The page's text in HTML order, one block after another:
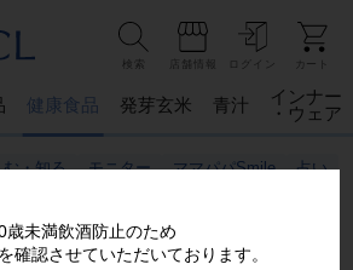
検索 ログイン カート
健康食品 発芽玄米 青汁
インナー
・ウェア
む・知る モニター ママパパSmile 占い
歳未満飲酒防止のため
確認させていただいております。